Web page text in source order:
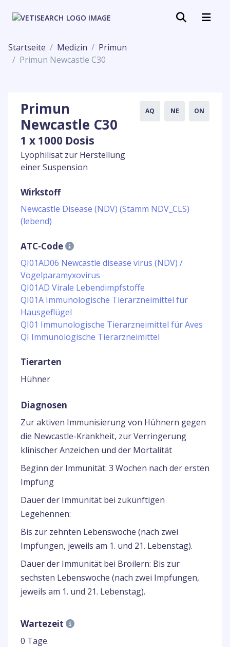
Startseite Medizin
Primun
Primun Newcastle C30
Primun
Newcastle C30
1 x 1000 Dosis
Lyophilisat zur Herstellung
einer Suspension
AQ NE ON
Wirkstoff
Newcastle Disease (NDV) (Stamm NDV_CLS)
(lebend)
ATC-Code
QI01AD06 Newcastle disease virus (NDV) /
Vogelparamyxovirus
QI01AD Virale Lebendimpfstoffe
QI01A Immunologische Tierarzneimittel für
Hausgeflügel
QI01 Immunologische Tierarzneimittel für Aves
QI Immunologische Tierarzneimittel
Tierarten
Hühner
Diagnosen
Zur aktiven Immunisierung von Hühnern gegen
die Newcastle-Krankheit, zur Verringerung
klinischer Anzeichen und der Mortalität
Beginn der Immunität: 3 Wochen nach der ersten
Impfung
Dauer der Immunität bei zukünftigen
Legehennen:
Bis zur zehnten Lebenswoche (nach zwei
Impfungen, jeweils am 1. und 21. Lebenstag).
Dauer der Immunität bei Broilern: Bis zur
sechsten Lebenswoche (nach zwei Impfungen,
jeweils am 1. und 21. Lebenstag).
Wartezeit
0 Tage.